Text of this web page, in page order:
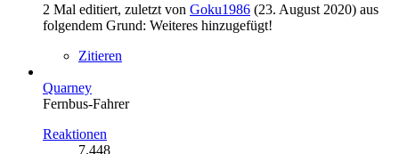
2 Mal editiert, zuletzt von Goku1986 (23. August 2020) aus
folgendem Grund: Weiteres hinzugefügt!
Zitieren
Quarney
Fernbus-Fahrer
Reaktionen
7.448